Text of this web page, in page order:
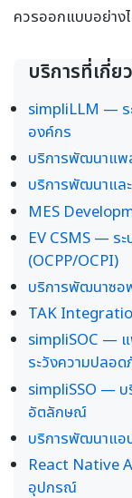
ควรออกแบบอย่าง
บริการที่เกี่ย
simpliLLM — ร
องค์กร
บริการพัฒนาแพ
บริการพัฒนาแล
MES
EV CSMS — ร
(OCPP/OCPI)
บริการพัฒนาซอ
TAK
simpliSOC — แ
ระวังความปลอด
simpliSSO — บ
อัตลักษณ์
บริการพัฒนาแ
React Native
อุปกรณ์